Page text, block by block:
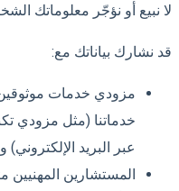
لا نبيع أو نؤجّر معلوماتك
قد نشارك بياناتك مع:
مزودي خدمات
خدماتنا (مثل مزودي
عبر البريد
المستشارين